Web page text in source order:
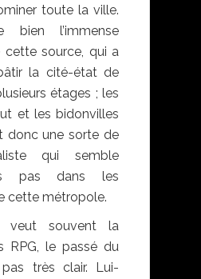
toute la ville.
bien l’immense
source, qui a
la cité-état de
étages ; les
et les bidonvilles
donc une sorte de
qui semble
pas dans les
cette métropole.
veut souvent la
RPG, le passé du
pas très clair. Lui-